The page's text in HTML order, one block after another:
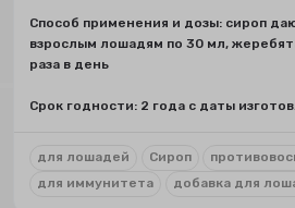
Способ применения и дозы: сироп
взрослым лошадям по 30 мл,
раза в день
Срок годности: 2 года с даты
для лошадей Сироп
для иммунитета
добавка для